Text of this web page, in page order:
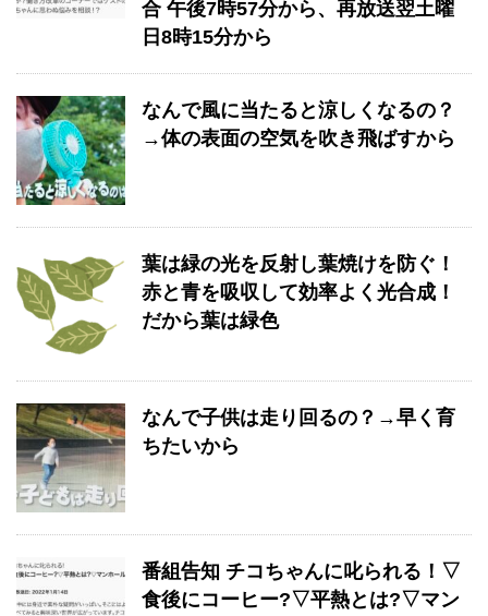
合 午後7時57分から、再放送翌土曜
日8時15分から
なんで風に当たると涼しくなるの？
→体の表面の空気を吹き飛ばすから
葉は緑の光を反射し葉焼けを防ぐ！
赤と青を吸収して効率よく光合成！
だから葉は緑色
なんで子供は走り回るの？→早く育
ちたいから
番組告知 チコちゃんに叱られる！▽
食後にコーヒー?▽平熱とは?▽マン